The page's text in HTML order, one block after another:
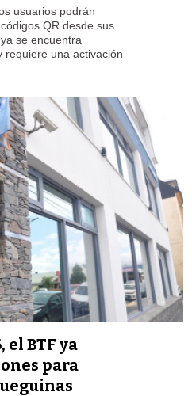
usuarios podrán
QR desde sus
se encuentra
requiere una activación
el BTF ya
para